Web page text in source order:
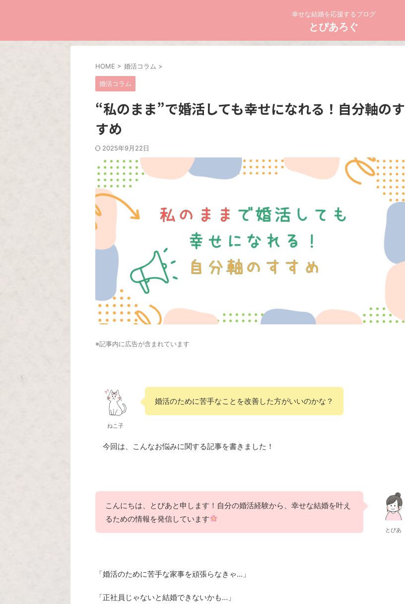
幸せな結婚を応援するブログ
とぴあろぐ
HOME > 婚活コラム >
婚活コラム
“私のまま”で婚活しても幸せになれる！自分軸のす
すめ
2025年9月22日
※記事内に広告が含まれています
ねこ子
婚活のために苦手なことを改善した方がいいのかな？
今回は、こんなお悩みに関する記事を書きました！
こんにちは、とぴあと申します！自分の婚活経験から、幸せな結婚を叶え
るための情報を発信しています
とぴあ
「婚活のために苦手な家事を頑張らなきゃ…」
「正社員じゃないと結婚できないかも…」